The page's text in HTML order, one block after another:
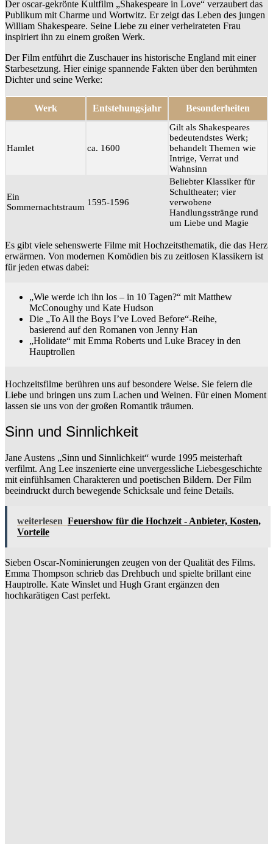
Der oscar-gekrönte Kultfilm „Shakespeare in Love“ verzaubert das
Publikum mit Charme und Wortwitz. Er zeigt das Leben des jungen
William Shakespeare. Seine Liebe zu einer verheirateten Frau
inspiriert ihn zu einem großen Werk.
Der Film entführt die Zuschauer ins historische England mit einer
Starbesetzung. Hier einige spannende Fakten über den berühmten
Dichter und seine Werke:
Werk Entstehungsjahr Besonderheiten
Hamlet ca. 1600
Gilt als Shakespeares
bedeutendstes Werk;
behandelt Themen wie
Intrige, Verrat und
Wahnsinn
Ein
Sommernachtstraum 1595-1596
Beliebter Klassiker für
Schultheater; vier
verwobene
Handlungsstränge rund
um Liebe und Magie
Es gibt viele sehenswerte Filme mit Hochzeitsthematik, die das Herz
erwärmen. Von modernen Komödien bis zu zeitlosen Klassikern ist
für jeden etwas dabei:
„Wie werde ich ihn los – in 10 Tagen?“ mit Matthew
McConoughy und Kate Hudson
Die „To All the Boys I’ve Loved Before“-Reihe,
basierend auf den Romanen von Jenny Han
„Holidate“ mit Emma Roberts und Luke Bracey in den
Hauptrollen
Hochzeitsfilme berühren uns auf besondere Weise. Sie feiern die
Liebe und bringen uns zum Lachen und Weinen. Für einen Moment
lassen sie uns von der großen Romantik träumen.
Sinn und Sinnlichkeit
Jane Austens „Sinn und Sinnlichkeit“ wurde 1995 meisterhaft
verfilmt. Ang Lee inszenierte eine unvergessliche Liebesgeschichte
mit einfühlsamen Charakteren und poetischen Bildern. Der Film
beeindruckt durch bewegende Schicksale und feine Details.
weiterlesen Feuershow für die Hochzeit - Anbieter, Kosten,
Vorteile
Sieben Oscar-Nominierungen zeugen von der Qualität des Films.
Emma Thompson schrieb das Drehbuch und spielte brillant eine
Hauptrolle. Kate Winslet und Hugh Grant ergänzen den
hochkarätigen Cast perfekt.